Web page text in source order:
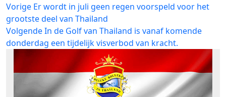
Bericht
navigatie
Vorige Vorig
bericht:
Er wordt in juli geen regen voorspeld voor het
grootste deel van Thailand
VolgendeVolgend
bericht:
In de Golf van Thailand is vanaf komende
donderdag een tijdelijk visverbod van kracht.